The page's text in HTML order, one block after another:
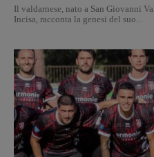
Il valdarnese, nato a San Giovanni
Incisa, racconta la genesi del suo...